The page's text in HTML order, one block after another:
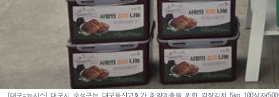
[대구=뉴시스] 대구시 수성구는 대구동신교회가 취약계층을 위한 김장김치 5kg 100상자